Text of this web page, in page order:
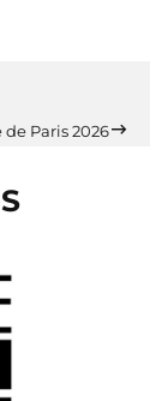
Paris 2026